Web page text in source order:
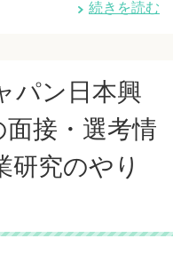
続きを読む
パン日本興
接・選考情
研究のやり